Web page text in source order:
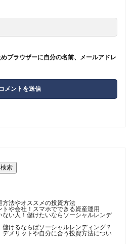
ブラウザーに自分の名前、メールアドレ
検索
法やオススメの投資方法
や会社！スマホでできる資産運用
い人！儲けたいならソーシャルレンデ
けるならばソーシャルレンディング？
メリットや自分に合う投資方法につい